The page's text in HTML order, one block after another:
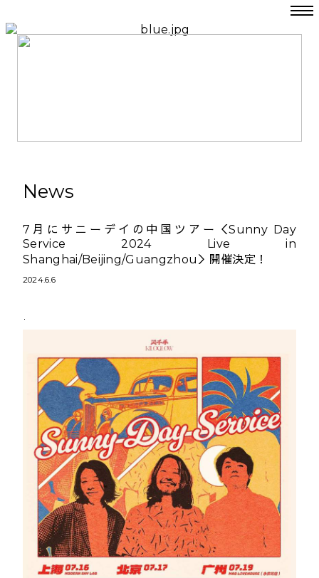
News
7月にサニーデイの中国ツアー＜Sunny Day
Service 2024 Live in
Shanghai/Beijing/Guangzhou＞開催決定！
2024.6.6